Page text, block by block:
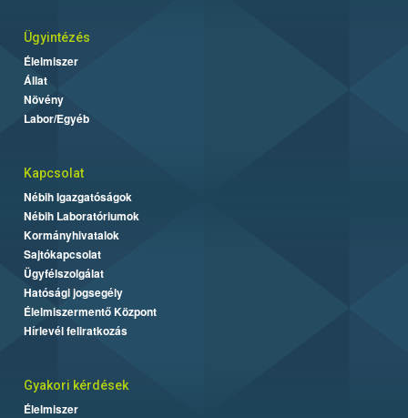
Ügyintézés
Élelmiszer
Állat
Növény
Labor/Egyéb
Kapcsolat
Nébih Igazgatóságok
Nébih Laboratóriumok
Kormányhivatalok
Sajtókapcsolat
Ügyfélszolgálat
Hatósági jogsegély
Élelmiszermentő Központ
Hírlevél feliratkozás
Gyakori kérdések
Élelmiszer